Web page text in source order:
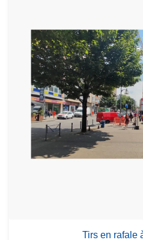
Tirs en rafale